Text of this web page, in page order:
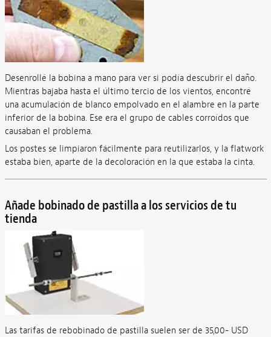
Desenrollé la bobina a mano para ver si podía descubrir el daño.
Mientras bajaba hasta el último tercio de los vientos, encontré
una acumulación de blanco empolvado en el alambre en la parte
inferior de la bobina. Ese era el grupo de cables corroídos que
causaban el problema.
Los postes se limpiaron fácilmente para reutilizarlos, y la flatwork
estaba bien, aparte de la decoloración en la que estaba la cinta.
Añade bobinado de pastilla a los servicios de tu
tienda
Las tarifas de rebobinado de pastilla suelen ser de 35,00- USD